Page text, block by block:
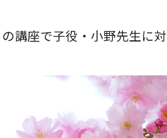
講座で子役・小野先生に対